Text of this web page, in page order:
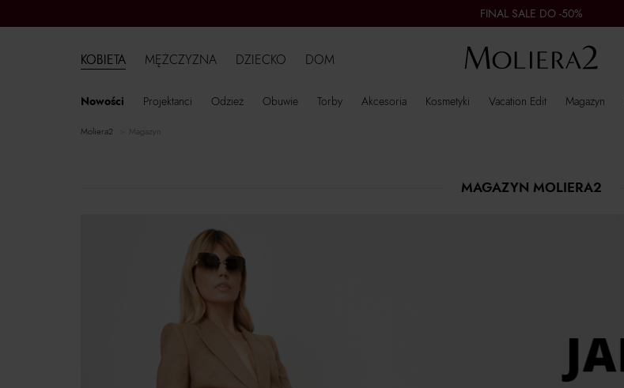
FINAL SALE DO -50%
KOBIETA
Nowości Projektanci Odzież Obuwie Torby Akcesoria Kosmetyki Vacation Edit Magazyn
MĘŻCZYZNA DZIECKO DOM
moliera2 Magazyn
MAGAZYN MOLIERA2